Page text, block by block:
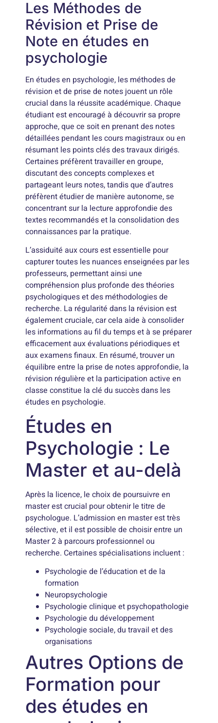
Les Méthodes de
Révision et Prise de
Note en études en
psychologie
En études en psychologie, les méthodes de
révision et de prise de notes jouent un rôle
crucial dans la réussite académique. Chaque
étudiant est encouragé à découvrir sa propre
approche, que ce soit en prenant des notes
détaillées pendant les cours magistraux ou en
résumant les points clés des travaux dirigés.
Certaines préfèrent travailler en groupe,
discutant des concepts complexes et
partageant leurs notes, tandis que d’autres
préfèrent étudier de manière autonome, se
concentrant sur la lecture approfondie des
textes recommandés et la consolidation des
connaissances par la pratique.
L’assiduité aux cours est essentielle pour
capturer toutes les nuances enseignées par les
professeurs, permettant ainsi une
compréhension plus profonde des théories
psychologiques et des méthodologies de
recherche. La régularité dans la révision est
également cruciale, car cela aide à consolider
les informations au fil du temps et à se préparer
efficacement aux évaluations périodiques et
aux examens finaux. En résumé, trouver un
équilibre entre la prise de notes approfondie, la
révision régulière et la participation active en
classe constitue la clé du succès dans les
études en psychologie.
Études en
Psychologie : Le
Master et au-delà
Après la licence, le choix de poursuivre en
master est crucial pour obtenir le titre de
psychologue. L’admission en master est très
sélective, et il est possible de choisir entre un
Master 2 à parcours professionnel ou
recherche. Certaines spécialisations incluent :
Psychologie de l’éducation et de la
formation
Neuropsychologie
Psychologie clinique et psychopathologie
Psychologie du développement
Psychologie sociale, du travail et des
organisations
Autres Options de
Formation pour
des études en